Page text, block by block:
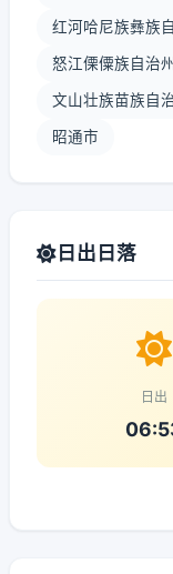
红河哈尼族彝族
怒江傈僳族自治州
文山壮族苗族自
昭通市
日出日落
日出